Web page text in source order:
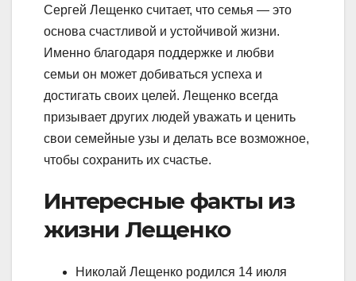
Сергей Лещенко считает, что семья — это
основа счастливой и устойчивой жизни.
Именно благодаря поддержке и любви
семьи он может добиваться успеха и
достигать своих целей. Лещенко всегда
призывает других людей уважать и ценить
свои семейные узы и делать все возможное,
чтобы сохранить их счастье.
Интересные факты из
жизни Лещенко
Николай Лещенко родился 14 июля